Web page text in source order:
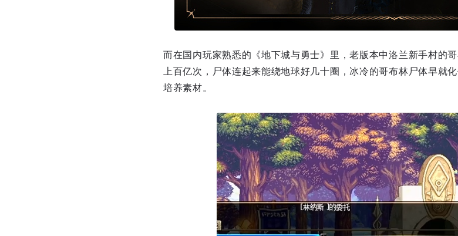
而在国内玩家熟悉的《地下城与勇士》里，老版本中洛兰新手村的
上百亿次，尸体连起来能绕地球好几十圈，冰冷的哥布林尸体早就
培养素材。